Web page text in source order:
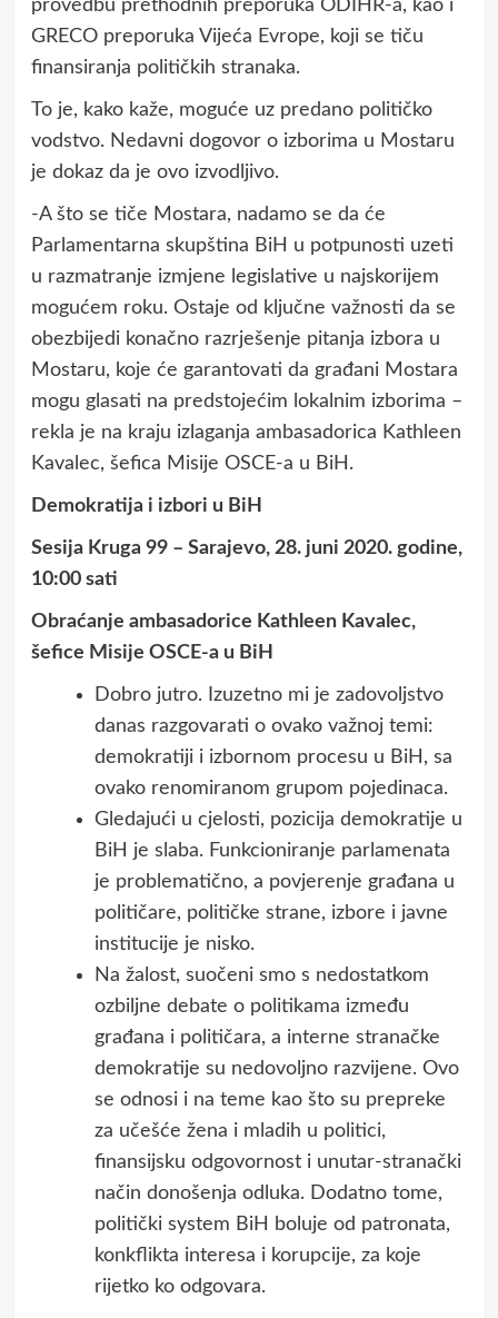
provedbu prethodnih preporuka ODIHR-a, kao i
GRECO preporuka Vijeća Evrope, koji se tiču
finansiranja političkih stranaka.
To je, kako kaže, moguće uz predano političko
vodstvo. Nedavni dogovor o izborima u Mostaru
je dokaz da je ovo izvodljivo.
-A što se tiče Mostara, nadamo se da će
Parlamentarna skupština BiH u potpunosti uzeti
u razmatranje izmjene legislative u najskorijem
mogućem roku. Ostaje od ključne važnosti da se
obezbijedi konačno razrješenje pitanja izbora u
Mostaru, koje će garantovati da građani Mostara
mogu glasati na predstojećim lokalnim izborima –
rekla je na kraju izlaganja ambasadorica Kathleen
Kavalec, šefica Misije OSCE-a u BiH.
Demokratija i izbori u BiH
Sesija Kruga 99 – Sarajevo, 28. juni 2020. godine,
10:00 sati
Obraćanje ambasadorice Kathleen Kavalec,
šefice Misije OSCE-a u BiH
Dobro jutro. Izuzetno mi je zadovoljstvo
danas razgovarati o ovako važnoj temi:
demokratiji i izbornom procesu u BiH, sa
ovako renomiranom grupom pojedinaca.
Gledajući u cjelosti, pozicija demokratije u
BiH je slaba. Funkcioniranje parlamenata
je problematično, a povjerenje građana u
političare, političke strane, izbore i javne
institucije je nisko.
Na žalost, suočeni smo s nedostatkom
ozbiljne debate o politikama između
građana i političara, a interne stranačke
demokratije su nedovoljno razvijene. Ovo
se odnosi i na teme kao što su prepreke
za učešće žena i mladih u politici,
finansijsku odgovornost i unutar-stranački
način donošenja odluka. Dodatno tome,
politički system BiH boluje od patronata,
konkflikta interesa i korupcije, za koje
rijetko ko odgovara.